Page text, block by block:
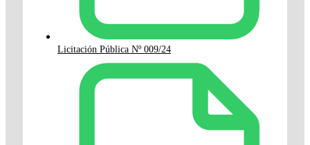
Licitación Pública Nº 009/24